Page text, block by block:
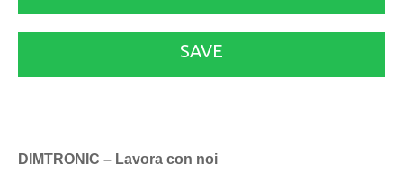
SAVE
DIMTRONIC – Lavora con noi